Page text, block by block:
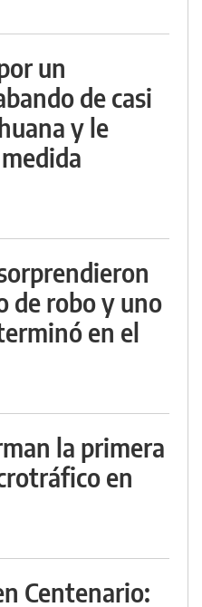
un
de casi
y le
de robo y uno
en el
la primera
en
Centenario: